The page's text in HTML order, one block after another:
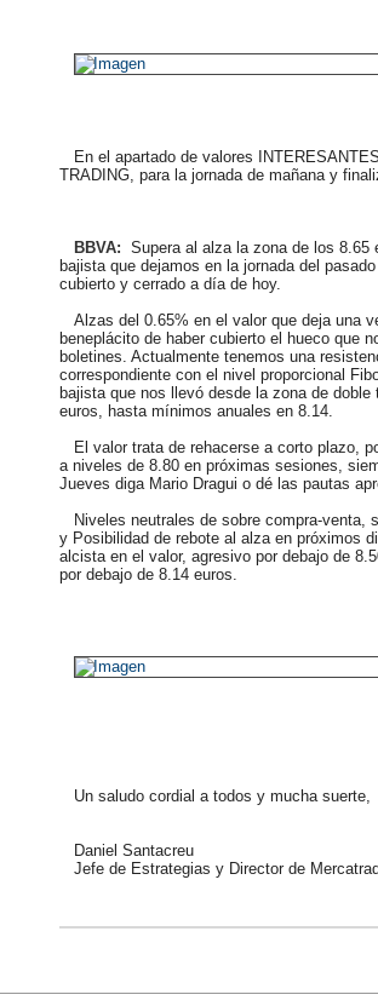
En el apartado de valores
TRADING, para la jornada de mañana y
BBVA: Supera al alza la zona de los 8.65
bajista que dejamos en la jornada del
cubierto y cerrado a día de hoy.
Alzas del 0.65% en el valor que deja una
beneplácito de haber cubierto el hueco que
boletines. Actualmente tenemos una
correspondiente con el nivel proporcional
bajista que nos llevó desde la zona de
euros, hasta mínimos anuales en 8.14.
El valor trata de rehacerse a corto plazo,
a niveles de 8.80 en próximas sesiones,
Jueves diga Mario Dragui o dé las pautas
Niveles neutrales de sobre compra-venta,
y Posibilidad de rebote al alza en próximos
alcista en el valor, agresivo por debajo de
por debajo de 8.14 euros.
Un saludo cordial a todos y mucha suerte,
Daniel Santacreu
Jefe de Estrategias y Director de